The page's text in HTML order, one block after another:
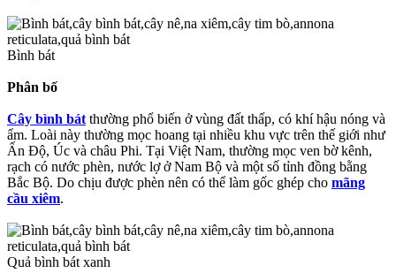
Bình bát
Phân bố
Cây bình bát thường phổ biến ở vùng đất thấp, có khí hậu nóng và
ẩm. Loài này thường mọc hoang tại nhiều khu vực trên thế giới như
Ấn Độ, Úc và châu Phi. Tại Việt Nam, thường mọc ven bờ kênh,
rạch có nước phèn, nước lợ ở Nam Bộ và một số tỉnh đồng bằng
Bắc Bộ. Do chịu được phèn nên có thể làm gốc ghép cho mãng
cầu xiêm.
Quả bình bát xanh